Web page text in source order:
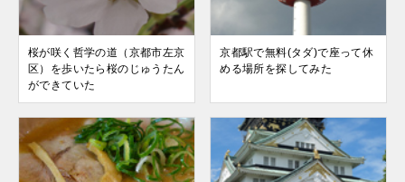
桜が咲く哲学の道（京都市左京
区）を歩いたら桜のじゅうたん
ができていた
京都駅で無料(タダ)で座って休
める場所を探してみた